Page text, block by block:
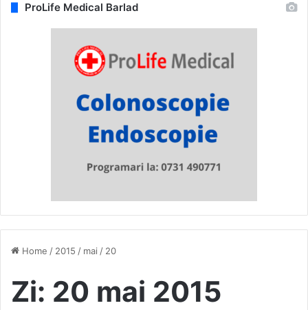
Home / 2015 / mai / 20
Zi: 20 mai 2015
ProLife Medical Barlad